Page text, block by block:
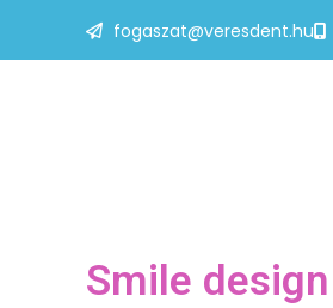
fogaszat@veresdent.hu
Smile design